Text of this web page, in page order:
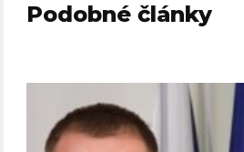
Podobné články